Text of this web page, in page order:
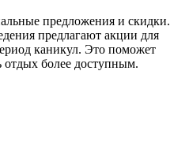
предложения и скидки.
предлагают акции для
каникул. Это поможет
отдых более доступным.